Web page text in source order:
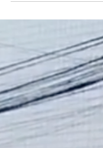
tarde de segunda-